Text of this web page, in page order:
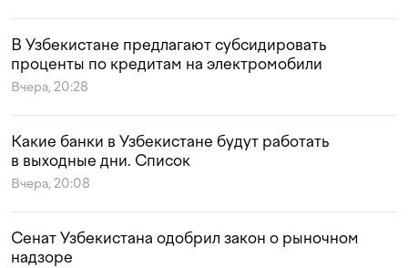
В Узбекистане предлагают субсидировать
проценты по кредитам на электромобили
Вчера, 20:28
Какие банки в Узбекистане будут работать
в выходные дни. Список
Вчера, 20:08
Сенат Узбекистана одобрил закон о рыночном
надзоре